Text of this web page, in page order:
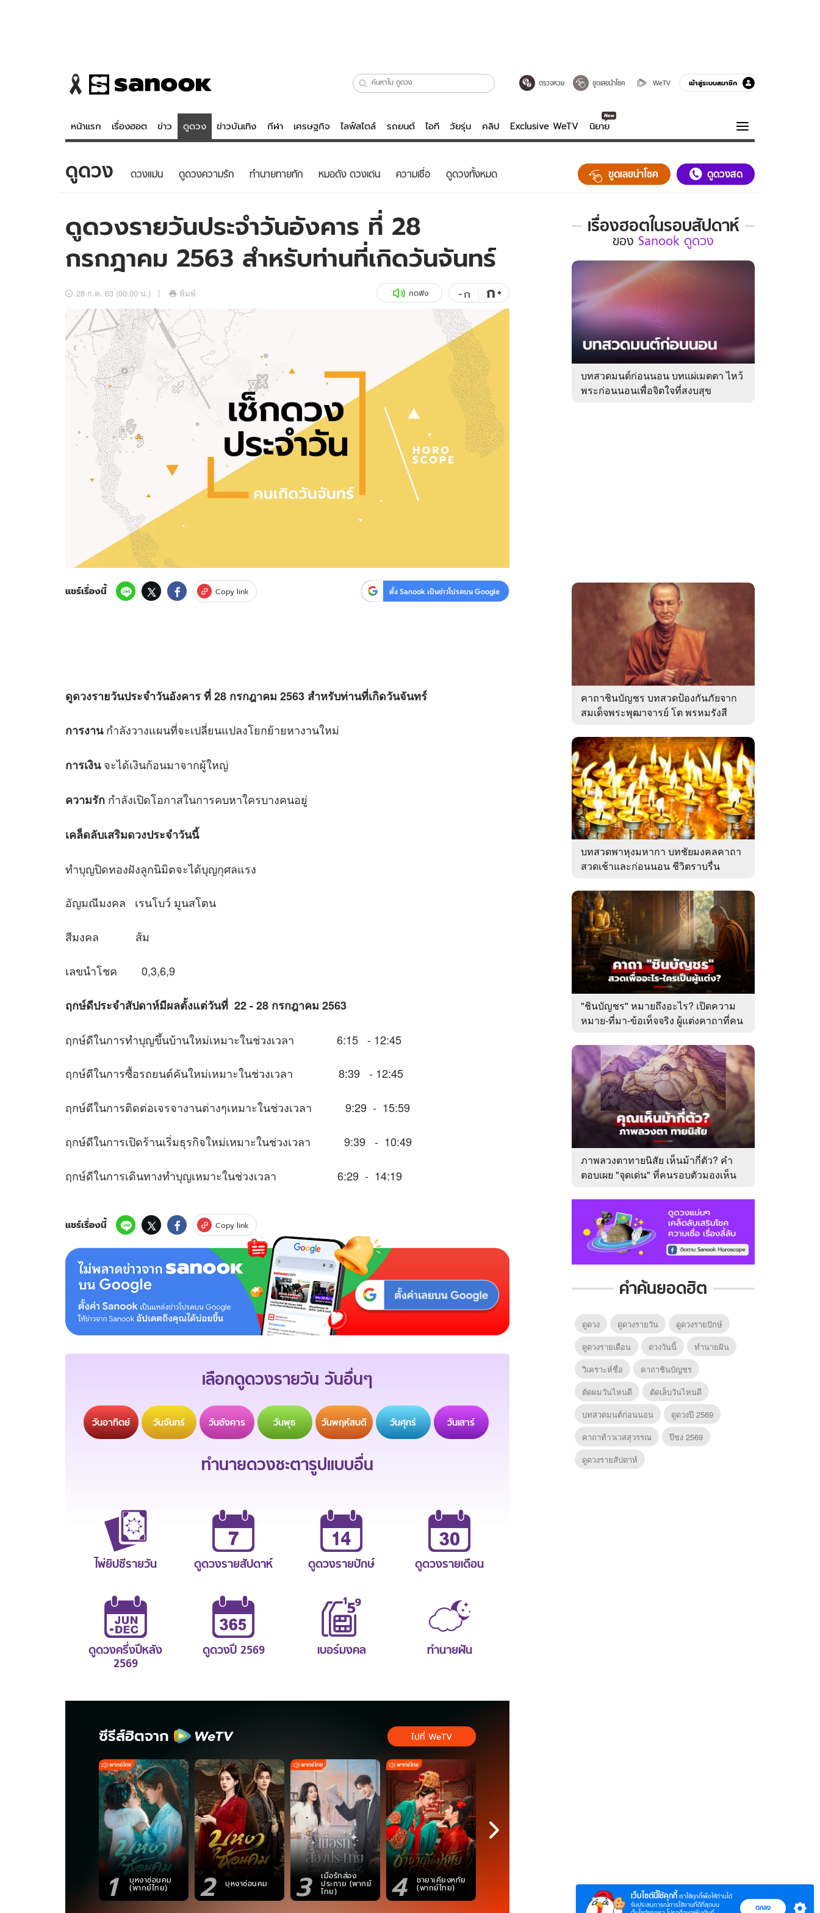
ตรวจหวย ขูดเลขนำโชค WeTV เข้าสู่ระบบสมาชิก
หน้าแรก เรื่องฮอต ข่าว ดูดวง ข่าวบันเทิง กีฬา เศรษฐกิจ ไลฟ์สไตล์ รถยนต์ ไอที วัยรุ่น คลิป Exclusive WeTV นิยาย
ข่าว
ข่าวบันเทิง
ข่าวกีฬา
ข่าวเศรษฐกิจ
อัปเดตจีน
เช็กข่าวชัวร์
ดูดวง - ตรวจหวย
สถิติหวยไทย
หวยลาว
ไลฟ์สไตล์
ผู้ชาย
วัยรุ่น
ไอที
สุขภาพ
Sanook Choice
ดูทีวี
WeTV
ความรู้รอบตัว
ฮาวทู
ดาวน์โหลดสนุกแอปฟรี ติดตามสนุกโซเชียลได้ที่
สงวนลิขสิทธิ์ ©2569 บริษัท อิมเมจ ฟิวเจอร์ (ประเทศไทย) จำกัด
ดูดวง ดวงแม่น ดูดวงความรัก ทํานายทายทัก หมอดัง ดวงเด่น ความเชื่อ ดูดวงทั้งหมด ขูดเลขนำโชค ดูดวงสด
ดูดวงรายวันประจำวันอังคาร ที่ 28
กรกฎาคม 2563 สำหรับท่านที่เกิดวันจันทร์
28 ก.ค. 63 (00:00 น.) พิมพ์ กดฟัง -ก ก+
แชร์เรื่องนี้ Copy link ตั้ง Sanook เป็นข่าวโปรดบน Google
ดูดวงรายวันประจำวันอังคาร ที่ 28 กรกฎาคม 2563 สำหรับท่านที่เกิดวันจันทร์
การงานกำลังวางแผนที่จะเปลี่ยนแปลงโยกย้ายหางานใหม่
การเงินจะได้เงินก้อนมาจากผู้ใหญ่
ความรัก กำลังเปิดโอกาสในการคบหาใครบางคนอยู่
เคล็ดลับเสริมดวงประจำวันนี้
ทำบุญปิดทองฝังลูกนิมิตจะได้บุญกุศลแรง
อัญมณีมงคล เรนโบว์ มูนสโตน
สีมงคล ส้ม
เลขนำโชค 0,3,6,9
ฤกษ์ดีประจำสัปดาห์มีผลตั้งแต่วันที่ 22 - 28 กรกฎาคม 2563
ฤกษ์ดีในการทำบุญขึ้นบ้านใหม่เหมาะในช่วงเวลา 6:15 - 12:45
ฤกษ์ดีในการซื้อรถยนต์คันใหม่เหมาะในช่วงเวลา 8:39 - 12:45
ฤกษ์ดีในการติดต่อเจรจางานต่างๆเหมาะในช่วงเวลา 9:29 - 15:59
ฤกษ์ดีในการเปิดร้านเริ่มธุรกิจใหม่เหมาะในช่วงเวลา 9:39 - 10:49
ฤกษ์ดีในการเดินทางทำบุญเหมาะในช่วงเวลา 6:29 - 14:19
แชร์เรื่องนี้ Copy link
เลือกดูดวงรายวัน วันอื่นๆ
วันอาทิตย์ วันจันทร์ วันอังคาร วันพุธ วันพฤหัสบดี วันศุกร์ วันเสาร์
ทำนายดวงชะตารูปแบบอื่น
ไพ่ยิปซีรายวัน ดูดวงรายสัปดาห์ ดูดวงรายปักษ์ ดูดวงรายเดือน
ดูดวงครึ่งปีหลัง
2569
ดูดวงปี 2569 เบอร์มงคล ทำนายฝัน
ซีรีส์ฮิตจาก
1 บุหงาซ่อนคม
(พากย์ไทย) 2 บุหงาซ่อนคม 3 เมื่อรักส่อง
ประกาย (พากย์
ไทย) 4 ชายาเคียงหทัย
(พากย์ไทย) 5 6 พบเธอ (พากย์
ไทย) 7 (Uncut Ver.) 8 (พาก
ไปที่ WeTV
เรื่องฮอตในรอบสัปดาห์
เรื่อง
ใน
รอบ
ของ
Sanook
ดูด
ของ Sanook ดูดวง
บทสวดมนต์ก่อนนอน บทแผ่เมตตา ไหว้
พระก่อนนอนเพื่อจิตใจที่สงบสุข
คาถาชินบัญชร บทสวดป้องกันภัยจาก
สมเด็จพระพุฒาจารย์ โต พรหมรังสี
บทสวดพาหุงมหากา บทชัยมงคลคาถา
สวดเช้าและก่อนนอน ชีวิตราบรื่น
"ชินบัญชร" หมายถึงอะไร? เปิดความ
หมาย-ที่มา-ข้อเท็จจริง ผู้แต่งคาถาที่คน
ภาพลวงตาทายนิสัย เห็นม้ากี่ตัว? คำ
ตอบเผย "จุดเด่น" ที่คนรอบตัวมองเห็น
คำค้นยอดฮิต
ดูดวง ดูดวงรายวัน
ดูดวงรายปักษ์
ดูดวงรายเดือน
ดวงวันนี้
ทํานายฝัน
วิเคราะห์ชื่อ
คาถาชินบัญชร
ตัดผมวันไหนดี
ตัดเล็บวันไหนดี
บทสวดมนต์ก่อนนอน
ดูดวงปี 2569
คาถาท้าวเวสสุวรรณ
ปีชง 2569
ดูดวงรายสัปดาห์
เว็บไซต์นี้ใช้คุกกี้ เราใช้คุกกี้เพื่อให้ท่านได้
รับประสบการณ์การใช้งานที่ดีที่สุดบน
ตกลง